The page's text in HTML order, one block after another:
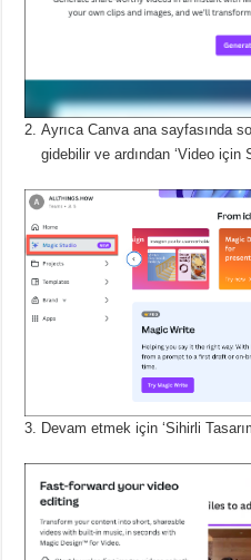
Ayrıca Canva ana sayfasında
gidebilir ve ardından ‘Video için
Devam etmek için ‘Sihirli